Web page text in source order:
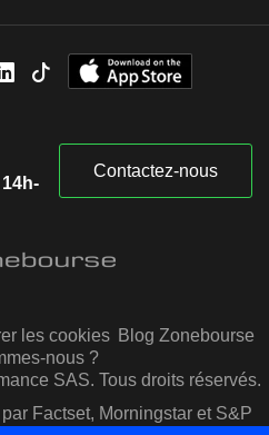
Contactez-nous
les cookies Blog Zonebourse
nous ?
SAS. Tous droits réservés.
Factset, Morningstar et S&P